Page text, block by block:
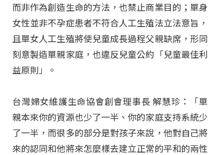
而非作為創造生命的方法，也禁止商業目的；單身
女性並非不孕症患者不符合人工生殖法立法意旨，
且單女人工生殖將使兒童成長過程父親缺席，形同
刻意製造單親家庭，也違反兒童公約「兒童最佳利
益原則」。
台灣婦女維護生命協會創會理事長 解慧珍：「單
親本來你的資源也少了一半、你的家庭支持系統少
了一半，而很多的部分是對孩子來說，他對自己將
來的認同和他將來怎麼樣去建立正常的平和的兩性